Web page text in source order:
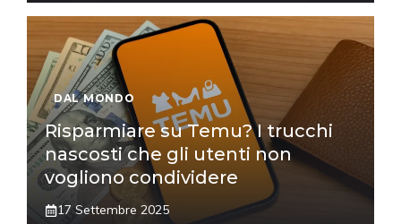
DAL MONDO
Risparmiare su Temu? I trucchi
nascosti che gli utenti non
vogliono condividere
17 Settembre 2025